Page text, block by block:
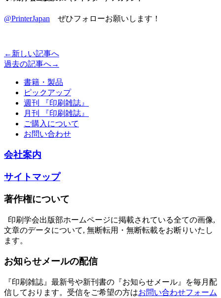
@PrinterJapan ぜひフォローお願いします！
←新しい記事へ
過去の記事へ→
書籍・製品
ピックアップ
週刊 『印刷雑誌』
月刊 『印刷雑誌』
ご購入について
お問い合わせ
会社案内
サイトマップ
著作権について
印刷学会出版部ホームページに掲載されている全ての画像,
文章のデータについて, 無断転用・無断転載をお断りいたし
ます。
お知らせメールの配信
『印刷雑誌』最新号や新刊書の『お知らせメール』を毎月配
信しております。 受信をご希望の方はお問い合わせフォーム